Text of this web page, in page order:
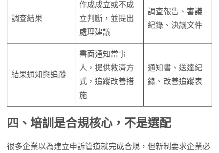
調查結果
作成成立或不成
立判斷，並提出
處理建議
調查報告、審議
紀錄、決議文件
結果通知與追蹤
書面通知當事
人，提供救濟方
式，追蹤改善措
施
通知書、送達紀
錄、改善追蹤表
四、培訓是合規核心 ， 不是選配
很多企業以為建立申訴管道就完成合規，但新制要求企業必